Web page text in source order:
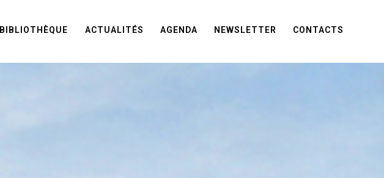
BIBLIOTHÈQUE ACTUALITÉS AGENDA NEWSLETTER CONTACTS